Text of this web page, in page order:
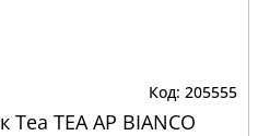
205555
TEA AP BIANCO